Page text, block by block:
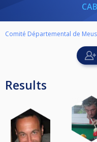
Results